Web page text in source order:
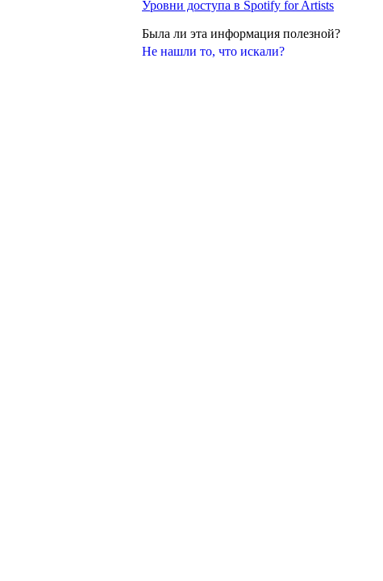
Не нашли то, что искали?
Уровни доступа в Spotify for Artists
Была ли эта информация полезной?